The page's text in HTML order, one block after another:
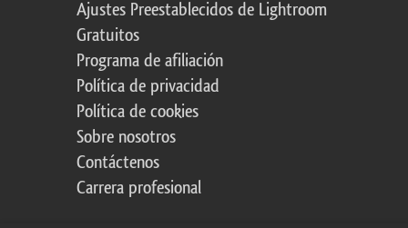
Ajustes Preestablecidos de Lightroom
Gratuitos
Programa de afiliación
Política de privacidad
Política de cookies
Sobre nosotros
Contáctenos
Carrera profesional